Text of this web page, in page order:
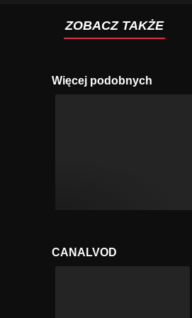
ZOBACZ TAKŻE
Więcej podobnych
CANALVOD